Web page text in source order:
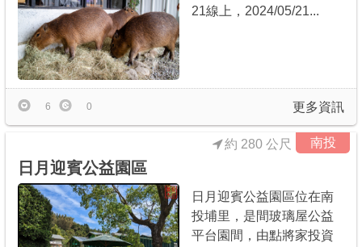
21線上，2024/05/21...
更多資訊
6 0
南投
約 280 公尺
日月迎賓公益園區
日月迎賓公益園區位在南
投埔里，是間玻璃屋公益
平台園間，由點將家投資